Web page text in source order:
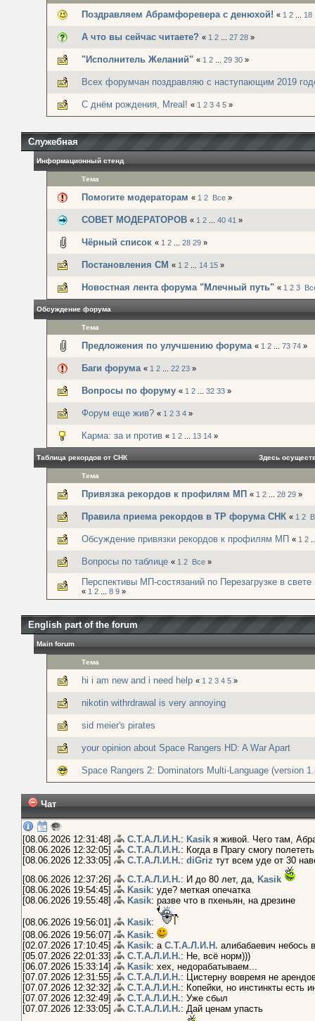
Поздравляем Абрамфоревера с денюхой! « 1 2 18
А что вы сейчас читаете? « 1 2 27 28 »
"Исполнитель Желаний" « 1 2 29 30 »
Всех форумчан поздравляю с наступающим 2019
С днём рождения, Mreal! « 1 2 3 4 5 »
Служебная
Информационный стенд
Тема
Помогите модераторам « 1 2 Все »
СОВЕТ МОДЕРАТОРОВ « 1 2 40 41 »
Чёрный список « 1 2 28 29 »
Постановления СМ « 1 2 14 15 »
Новостная лента форума "Млечный путь" « 1 2 3
Обсуждение форума
Тема
Предложения по улучшению форума « 1 2 73 74 »
Баги форума « 1 2 22 23 »
Вопросы по форуму « 1 2 32 33 »
Форум еще жив? « 1 2 3 4 »
Карма: за и против « 1 2 13 14 »
Здесь
Таблица рекордов от СНК
Тема
Привязка рекордов к профилям МП « 1 2 28 29 »
Правила приема рекордов в ТР форума СНК « 1 2
Обсуждение привязки рекордов к профилям МП « 1 2
Вопросы по таблице « 1 2 Все »
Перспективы МП-состязаний по Перезагрузке в свете
« 1 2 8 9 »
English part of the forum
Main forum
Тема
hi i am new and i need help « 1 2 3 4 5 »
nikotin withrdrawal is very annoying
sid meier's pirates
your opinion about Space Rangers HD: A War Apart
Space Rangers 2: Dominators Multi-Language (version
Чат
[08.06.2026 12:31:48] С.Т.А.Л.И.Н.: Kasik я живой. Чего там,
[08.06.2026 12:32:05]
С.Т.А.Л.И.Н.: Когда в Прагу смогу
[08.06.2026 12:33:05]
С.Т.А.Л.И.Н.: diGriz тут всем уде от 30
[08.06.2026 12:37:26]
С.Т.А.Л.И.Н.: И до 80 лет, да, Kasik
[08.06.2026 19:54:45]
Kasik: уде? меткая опечатка
[08.06.2026 19:55:48]
Kasik: разве что в пхеньян, на дрезине
[08.06.2026 19:56:01] Kasik:
[08.06.2026 19:56:07]
Kasik:
[02.07.2026 17:10:45]
Kasik: а С.Т.А.Л.И.Н. алибабаевич небось
[05.07.2026 22:01:33]
С.Т.А.Л.И.Н.: Не, всё норм)))
[06.07.2026 15:33:14]
Kasik: хех, недорабатываем...
[07.07.2026 12:31:55]
С.Т.А.Л.И.Н.: Цистерну вовремя не
[07.07.2026 12:32:32]
С.Т.А.Л.И.Н.: Копейки, но инстинкты есть
[07.07.2026 12:32:49]
С.Т.А.Л.И.Н.: Уже сбыл
[07.07.2026 12:33:05]
С.Т.А.Л.И.Н.: Дай ценам упасть